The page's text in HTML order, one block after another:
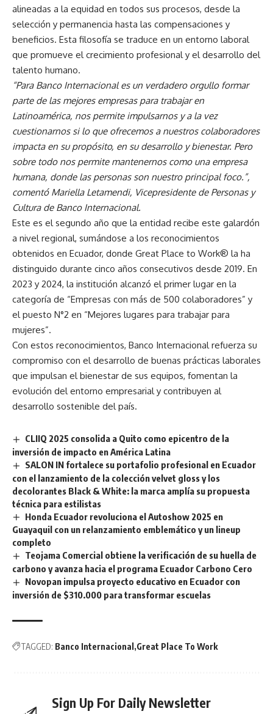
alineadas a la equidad en todos sus procesos, desde la
selección y permanencia hasta las compensaciones y
beneficios. Esta filosofía se traduce en un entorno laboral
que promueve el crecimiento profesional y el desarrollo del
talento humano.
“Para Banco Internacional es un verdadero orgullo formar
parte de las mejores empresas para trabajar en
Latinoamérica, nos permite impulsarnos y a la vez
cuestionarnos si lo que ofrecemos a nuestros colaboradores
impacta en su propósito, en su desarrollo y bienestar. Pero
sobre todo nos permite mantenernos como una empresa
humana, donde las personas son nuestro principal foco.”,
comentó Mariella Letamendi, Vicepresidente de Personas y
Cultura de Banco Internacional.
Este es el segundo año que la entidad recibe este galardón
a nivel regional, sumándose a los reconocimientos
obtenidos en Ecuador, donde Great Place to Work® la ha
distinguido durante cinco años consecutivos desde 2019. En
2023 y 2024, la institución alcanzó el primer lugar en la
categoría de “Empresas con más de 500 colaboradores” y
el puesto N°2 en “Mejores lugares para trabajar para
mujeres”.
Con estos reconocimientos, Banco Internacional refuerza su
compromiso con el desarrollo de buenas prácticas laborales
que impulsan el bienestar de sus equipos, fomentan la
evolución del entorno empresarial y contribuyen al
desarrollo sostenible del país.
CLIIQ 2025 consolida a Quito como epicentro de la
inversión de impacto en América Latina
SALON IN fortalece su portafolio profesional en Ecuador
con el lanzamiento de la colección velvet gloss y los
decolorantes Black & White: la marca amplía su propuesta
técnica para estilistas
Honda Ecuador revoluciona el Autoshow 2025 en
Guayaquil con un relanzamiento emblemático y un lineup
completo
Teojama Comercial obtiene la verificación de su huella de
carbono y avanza hacia el programa Ecuador Carbono Cero
Novopan impulsa proyecto educativo en Ecuador con
inversión de $310.000 para transformar escuelas
TAGGED: Banco Internacional Great Place To Work
Sign Up For Daily Newsletter